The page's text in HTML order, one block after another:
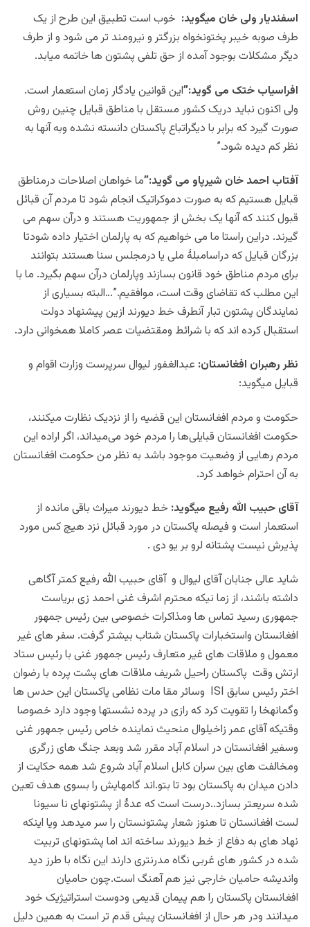
اسفندیار ولی خان میگوید: خوب است تطبیق این طرح از یک
طرف صوبه خیبر پختونخواه بزرگتر و نیرومند تر می شود و از طرف
دیگر مشکلات بوجود آمده از حق تلفی پشتون ها خاتمه میابد.
افراسیاب ختک می گوید:”این قوانین یادگار زمان استعمار است.
ولی اکنون نباید دریک کشور مستقل با مناطق قبایل چنین روش
صورت گیرد که برابر با دیگراتباع پاکستان دانسته نشده وبه آنها به
نظر کم دیده شود.”
آفتاب احمد خان شیرپاو می گوید:”ما خواهان اصلاحات درمناطق
قبایل هستیم که به صورت دموکراتیک انجام شود تا مردم آن قبائل
قبول کنند که آنها یک بخش از جمهوریت هستند و درآن سهم می
گیرند. دراین راستا ما می خواهیم که به پارلمان اختیار داده شودتا
بزرگان قبایل که دراسامبلۀ ملی یا درمجلس سنا هستند بتوانند
برای مردم مناطق خود قانون بسازند وپارلمان درآن سهم بگیرد. ما با
این مطلب که تقاضای وقت است، موافقیم.”…البته بسیاری از
نمایندگان پشتون تبار آنطرف خط دیورند ازین پیشنهاد دولت
استقبال کرده اند که با شرائط ومقتضیات عصر کاملا همخوانی دارد.
نظر رهبران افغانستان: عبدالغفور لیوال سرپرست وزارت اقوام و
قبایل میگوید:
حکومت و مردم افغانستان این قضیه را از نزدیک نظارت می‎کنند،
حکومت افغانستان قبایلی‌ها را مردم خود می‌میداند، اگر اراده این
مردم رهایی از وضعیت موجود باشد به نظر من حکومت افغانستان
به آن احترام خواهد کرد.
آقای حبیب الله رفیع میگوید: خط دیورند میراث باقی مانده از
استعمار است و فیصله پاکستان در مورد قبائل نزد هیچ کس مورد
پذیرش نیست پشتانه لرو بر یو دی .
شاید عالی جنابان آقای لیوال و آقای حبیب الله رفیع کمتر آگاهی
داشته باشند، از زما نیکه محترم اشرف غنی احمد زی بریاست
جمهوری رسید تماس ها ومذاکرات خصوصی بین رئیس جمهور
افغانستان واستخبارات پاکستان شتاب بیشتر گرفت. سفر های غیر
معمول و ملاقات های غیر متعارف رئیس جمهور غنی با رئیس ستاد
ارتش وقت پاکستان راحیل شریف ملاقات های پشت پرده با رضوان
اختر رئیس سابق ISI وسائر مقا مات نظامی پاکستان این حدس ها
وگمانهخا را تقویت کرد که رازی در پرده نشستها وجود دارد خصوصا
وقتیکه آقای عمر زاخیلوال منحیث نماینده خاص رئیس جمهور غنی
وسفیر افغانستان در اسلام آباد مقرر شد وبعد جنگ های زرگری
ومخالفت های بین سران کابل اسلام آباد شروع شد همه حکایت از
دادن میدان به پاکستان بود تا بتو.اند گامهایش را بسوی هدف تعین
شده سریعتر بسازد..درست است که عدۀ از پشتونهای نا سیونا
لست افغانستان تا هنوز شعار پشتونستان را سر میدهد ویا اینکه
نهاد های به دفاع از خط دیورند ساخته اند اما پشتونهای تربیت
شده در کشور های غربی نگاه مدرنتری دارند این نگاه با طرز دید
واندیشه حامیان خارجی نیز هم آهنگ است.چون حامیان
افغانستان پاکستان را هم پیمان قدیمی ودوست استراتیژیک خود
میدانند ودر هر حال از افغانستان پیش قدم تر است به همین دلیل